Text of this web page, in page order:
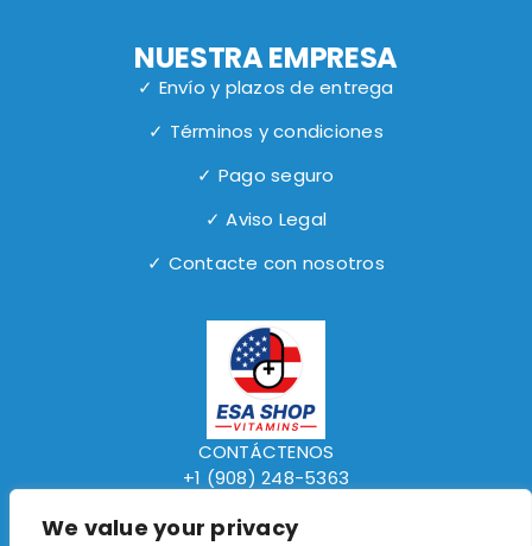
We value your privacy
NUESTRA EMPRESA
✓ Envío y plazos de entrega
✓ Términos y condiciones
✓ Pago seguro
✓ Aviso Legal
✓ Contacte con nosotros
CONTÁCTENOS
+1 (908) 248-5363